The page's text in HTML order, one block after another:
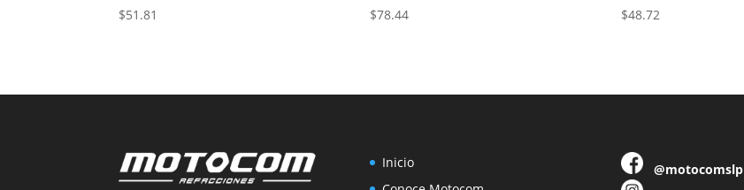
$51.81 $78.44 $48.72
Inicio
@motocomslp